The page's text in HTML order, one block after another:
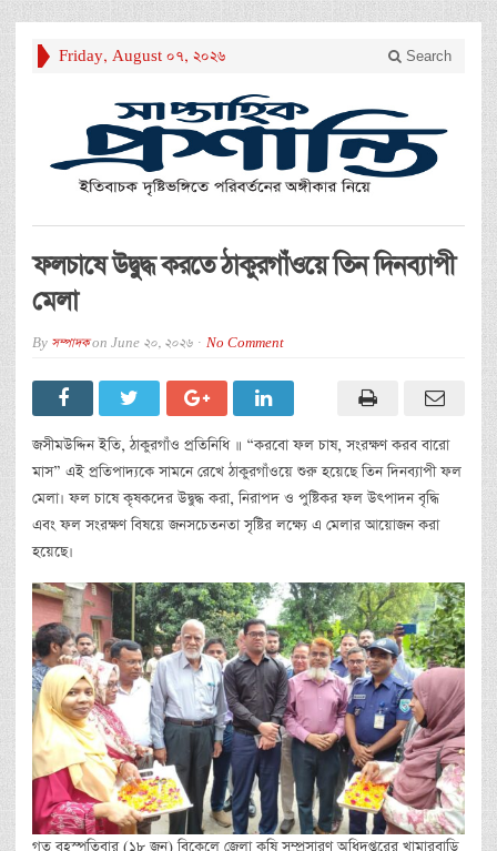
Friday, August 07, 2026 Search
ফলচাষে উদ্বুদ্ধ করতে ঠাকুরগাঁওয়ে তিন দিনব্যাপী
মেলা
By সম্পাদকon June 20, 2026 No Comment
জসীমউদ্দিন ইতি, ঠাকুরগাঁও প্রতিনিধি ॥ “করবো ফল চাষ, সংরক্ষণ করব বারো
মাস” এই প্রতিপাদ্যকে সামনে রেখে ঠাকুরগাঁওয়ে শুরু হয়েছে তিন দিনব্যাপী ফল
মেলা। ফল চাষে কৃষকদের উদ্বুদ্ধ করা, নিরাপদ ও পুষ্টিকর ফল উৎপাদন বৃদ্ধি
এবং ফল সংরক্ষণ বিষয়ে জনসচেতনতা সৃষ্টির লক্ষ্যে এ মেলার আয়োজন করা
হয়েছে।